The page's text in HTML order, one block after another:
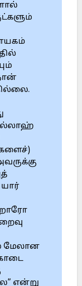
மேலான
என்று